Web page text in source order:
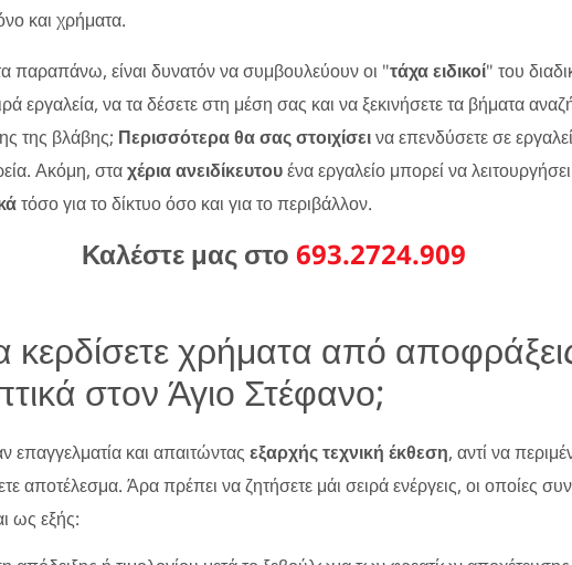
και χρήματα.
παραπάνω, είναι δυνατόν να συμβουλεύουν οι "τάχα ειδικοί" του
εργαλεία, να τα δέσετε στη μέση σας και να ξεκινήσετε τα βήματα
της βλάβης; Περισσότερα θα σας στοιχίσεινα επενδύσετε σε
Ακόμη, σταχέρια ανειδίκευτουένα εργαλείο μπορεί να λειτουργήσει
τόσο για το δίκτυο όσο και για το περιβάλλον.
Καλέστε μας στο 693.2724.909
χρήματα από
στον Άγιο Στέφανο;
επαγγελματία και απαιτώντας εξαρχής τεχνική έκθεση, αντί να
αποτέλεσμα. Άρα πρέπει να ζητήσετε μάι σειρά ενέργεις, οι οποίες
ως εξής: